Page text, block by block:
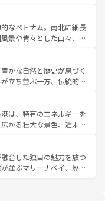
、バラエティ豊かな料理
湾情報は コンテンツ一覧を参
の自然美を楽しむことが
絶品のストリートフード
ている。夜には、韓国な
彩な魅力を心ゆくまで味
なお、新着の韓国情報はコンテンツ一
なベトナム。南北に細長
景や青々とした山々、世
ハノイの古い町並みやホ
建物も、独特の雰囲気を
ィの豊かさとおいしさで
ナムコーヒーなどは、ぜ
訪れてもあたたかい人々
っと忘れられない旅にな
かな自然と歴史が息づく
立ち並ぶ一方、伝統的な
チェンマイなどの山岳地
ーケットやクラビの美し
ことができる。タイ料理
の季節にも異なる楽しみ
の人々、仏教を中心とし
、訪れる旅人を魅了し続
は、特有のエネルギーを
がる壮大な景色、近未来
。観光スポットが密集し
るのも魅力。息をのむよ
香港を存分に楽しみ尽く
合した独自の魅力を放つ
並ぶマリーナベイ、歴史